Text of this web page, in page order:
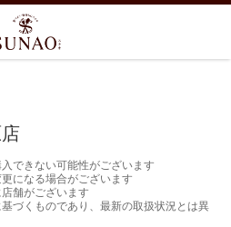
できない可能性がございます
になる場合がございます
舗がございます
づくものであり、最新の取扱状況とは異